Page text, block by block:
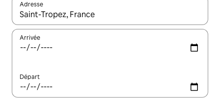
Adresse
Lorsque les résultats s'affichent, utilisez les flèches vers le
Arrivée
Départ